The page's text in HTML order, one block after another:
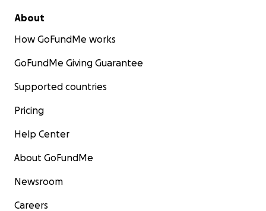
About
How GoFundMe works
GoFundMe Giving Guarantee
Supported countries
Pricing
Help Center
About GoFundMe
Newsroom
Careers